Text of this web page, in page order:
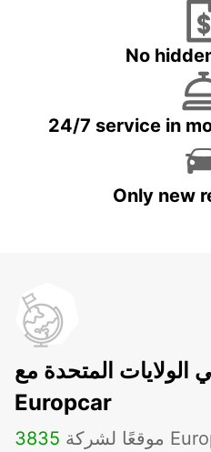
No
24/7 service in
Only new
الولايات المتحدة مع
Europcar
3835